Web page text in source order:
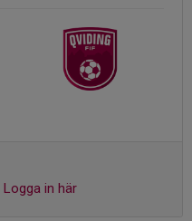
Logga in här